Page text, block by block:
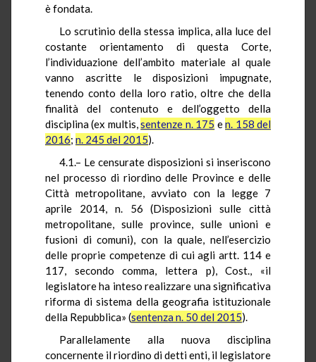
è fondata.
Lo scrutinio della stessa implica, alla luce del
costante orientamento di questa Corte,
l’individuazione dell’ambito materiale al quale
vanno ascritte le disposizioni impugnate,
tenendo conto della loro ratio, oltre che della
finalità del contenuto e dell’oggetto della
disciplina (ex multis,sentenze n. 175 en. 158 del
2016; n. 245 del 2015).
4.1.– Le censurate disposizioni si inseriscono
nel processo di riordino delle Province e delle
Città metropolitane, avviato con la legge 7
aprile 2014, n. 56 (Disposizioni sulle città
metropolitane, sulle province, sulle unioni e
fusioni di comuni), con la quale, nell’esercizio
delle proprie competenze di cui agli artt. 114 e
117, secondo comma, lettera p), Cost., «il
legislatore ha inteso realizzare una significativa
riforma di sistema della geografia istituzionale
della Repubblica» (sentenza n. 50 del 2015).
Parallelamente alla nuova disciplina
concernente il riordino di detti enti, il legislatore